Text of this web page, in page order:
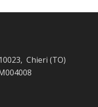
Chieri (TO)